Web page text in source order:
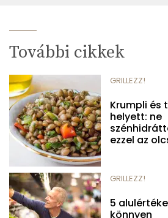
További cikkek
GRILLEZZ!
Krumpli és
helyett: ne
ezzel az
GRILLEZZ!
5
könnyen